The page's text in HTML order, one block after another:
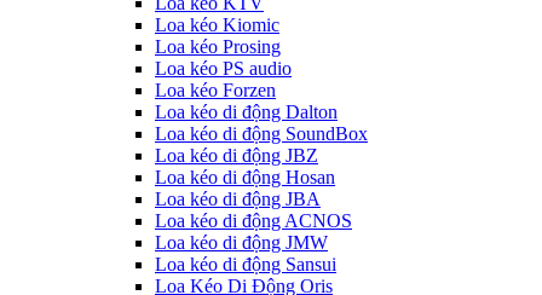
Loa kéo Kiomic
Loa kéo Prosing
Loa kéo PS audio
Loa kéo Forzen
Loa kéo di động Dalton
Loa kéo di động SoundBox
Loa kéo di động JBZ
Loa kéo di động Hosan
Loa kéo di động JBA
Loa kéo di động ACNOS
Loa kéo di động JMW
Loa kéo di động Sansui
Loa Kéo Di Động Oris